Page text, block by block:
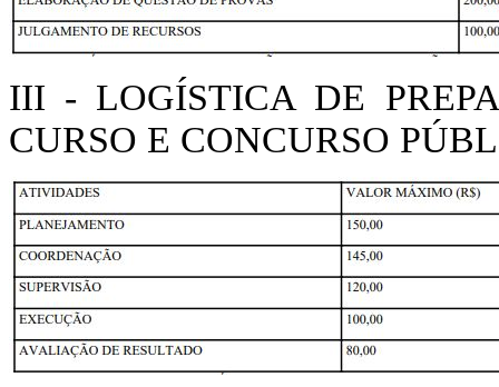
III - LOGÍSTICA DE
CURSO E CONCURSO